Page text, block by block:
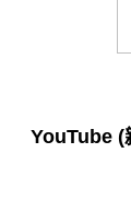
YouTube (